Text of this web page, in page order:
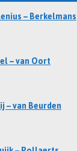
– Berkelmans
– van Oort
– van Beurden